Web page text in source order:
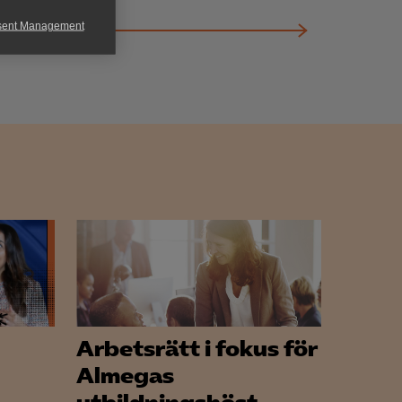
att kunna
Management
Arbetsrätt i fokus för
Almegas